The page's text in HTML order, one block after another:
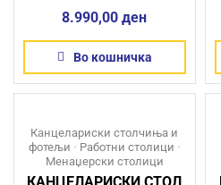
8.990,00ден
Во кошничка
Канцелариски столчиња и
фотељи • Работни столици •
Менаџерски столици